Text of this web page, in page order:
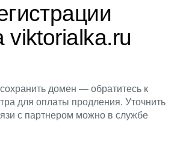
viktorialka.ru
домен — обратитесь к
для оплаты продления. Уточнить
с партнером можно в службе